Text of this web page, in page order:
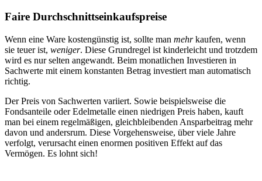
Faire Durchschnittseinkaufspreise
Wenn eine Ware kostengünstig ist, sollte man mehrkaufen, wenn
sie teuer ist, weniger. Diese Grundregel ist kinderleicht und trotzdem
wird es nur selten angewandt. Beim monatlichen Investieren in
Sachwerte mit einem konstanten Betrag investiert man automatisch
richtig.
Der Preis von Sachwerten variiert. Sowie beispielsweise die
Fondsanteile oder Edelmetalle einen niedrigen Preis haben, kauft
man bei einem regelmäßigen, gleichbleibenden Ansparbeitrag mehr
davon und andersrum. Diese Vorgehensweise, über viele Jahre
verfolgt, verursacht einen enormen positiven Effekt auf das
Vermögen. Es lohnt sich!